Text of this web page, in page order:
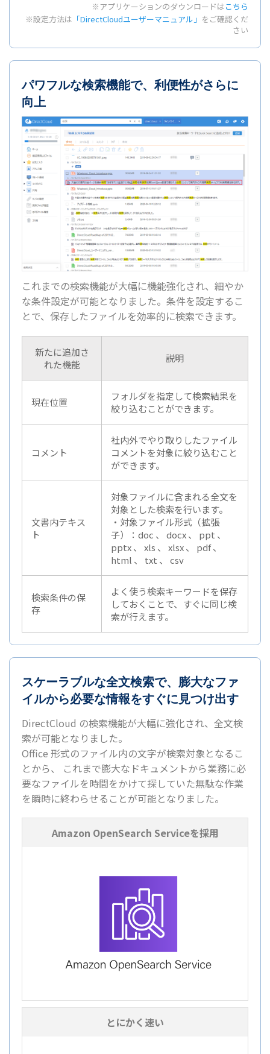
※アプリケーションのダウンロードはこちら
※設定方法は 「DirectCloudユーザーマニュアル」 をご確認くだ
さい
パワフルな検索機能で、利便性がさらに
向上
これまでの検索機能が大幅に機能強化され、細やか
な条件設定が可能となりました。条件を設定するこ
とで、保存したファイルを効率的に検索できます。
新たに追加さ
れた機能
説明
現在位置
フォルダを指定して検索結果を
絞り込むことができます。
コメント
社内外でやり取りしたファイル
コメントを対象に絞り込むこと
ができます。
文書内テキス
ト
対象ファイルに含まれる全文を
対象とした検索を行います。
・対象ファイル形式（拡張
子）：doc 、 docx 、 ppt 、
pptx 、 xls 、 xlsx 、 pdf 、
html 、 txt 、 csv
検索条件の保
存
よく使う検索キーワードを保存
しておくことで、すぐに同じ検
索が行えます。
スケーラブルな全文検索で、膨大なファ
イルから必要な情報をすぐに見つけ出す
DirectCloud の検索機能が大幅に強化され、全文検
索が可能となりました。
Office 形式のファイル内の文字が検索対象となるこ
とから、 これまで膨大なドキュメントから業務に必
要なファイルを時間をかけて探していた無駄な作業
を瞬時に終わらせることが可能となりました。
Amazon OpenSearch Serviceを採用
とにかく速い